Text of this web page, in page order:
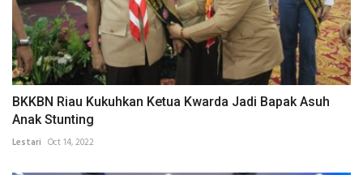
BKKBN Riau Kukuhkan Ketua Kwarda Jadi Bapak Asuh
Anak Stunting
Lestari Oct 14, 2022